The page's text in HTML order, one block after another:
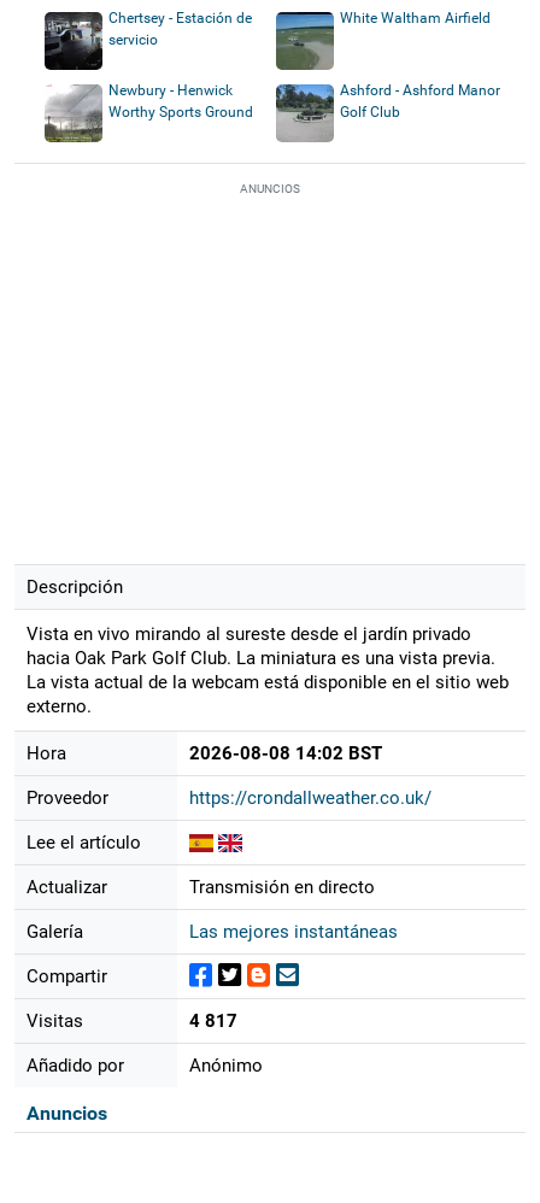
Chertsey - Estación de
servicio
White Waltham Airfield
Newbury - Henwick
Worthy Sports Ground
Ashford - Ashford Manor
Golf Club
ANUNCIOS
Descripción
Vista en vivo mirando al sureste desde el jardín privado
hacia Oak Park Golf Club. La miniatura es una vista previa.
La vista actual de la webcam está disponible en el sitio web
externo.
Hora 2026-08-08 14:02 BST
Proveedor https://crondallweather.co.uk/
Lee el artículo
Actualizar Transmisión en directo
Galería Las mejores instantáneas
Compartir
Visitas 4 817
Añadido por Anónimo
Anuncios